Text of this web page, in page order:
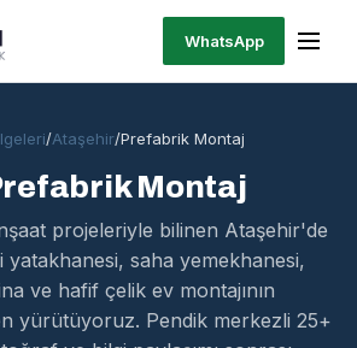
WhatsApp
/Ataşehir/Prefabrik Montaj
Montaj
projeleriyle bilinen Ataşehir'de
yatakhanesi, saha yemekhanesi,
ve hafif çelik ev montajının
yürütüyoruz. Pendik merkezli 25+